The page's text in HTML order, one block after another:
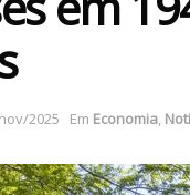
2025 Em Economia,